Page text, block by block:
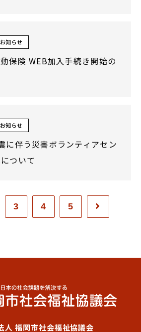
お知らせ
保険 WEB加入手続き開始の
お知らせ
に伴う災害ボランティアセン
ついて
3 4 5
人 福岡市社会福祉協議会